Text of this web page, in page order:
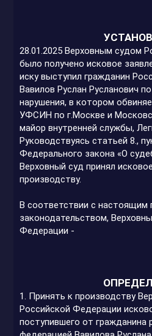
28.01.2025 Верховным судом
было получено исковое
иску выступил гражданин
Вавилов Руслан Русланович
нарушения, в котором
УФСИН по г.Москве и
майор внутренней службы,
Руководствуясь статьей 8.,
Федерального закона «О
Верховный суд принял
производству.
В соответствии с настоящим
законодательством,
Федерации -
1. Принять к производству
Российской Федерации
поступившего от гражданина